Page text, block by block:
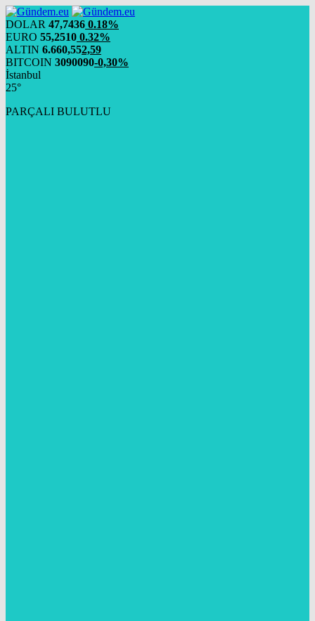
DOLAR 47,7436 0.18%
EURO 55,2510 0.32%
ALTIN 6.660,552,59
BITCOIN 3090090-0,30%
İstanbul
25°
PARÇALI BULUTLU